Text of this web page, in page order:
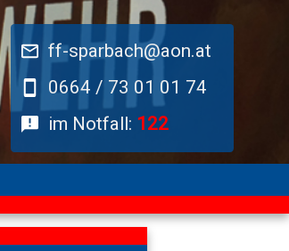
ff-sparbach@aon.at
0664 / 73 01 01 74
im Notfall: 122